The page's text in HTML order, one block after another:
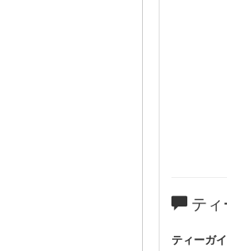
ティ
ティーガ